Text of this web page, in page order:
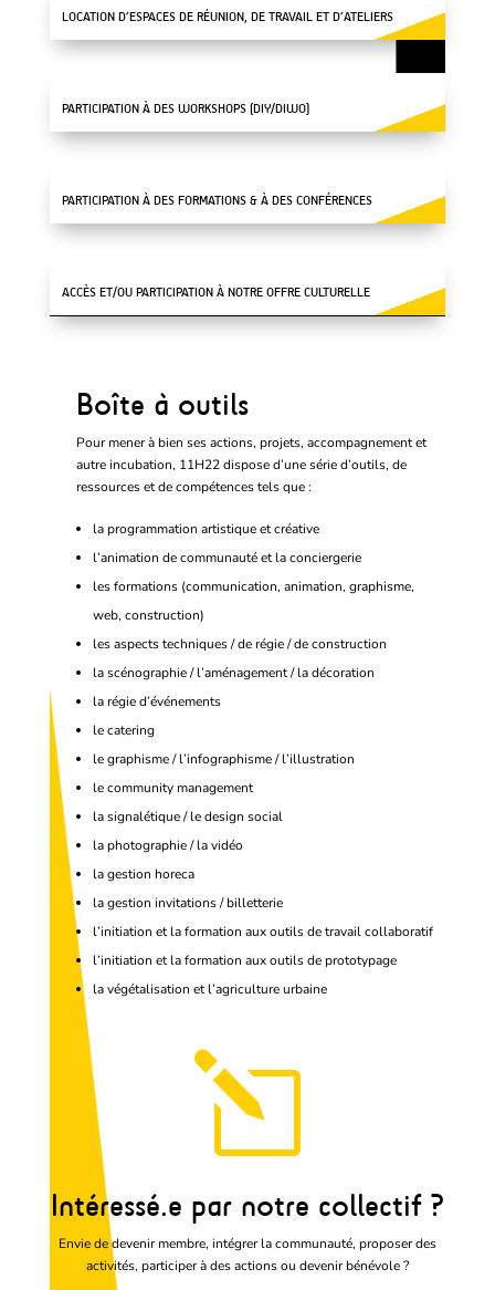
LOCATION D’ESPACES DE RÉUNION, DE TRAVAIL ET D’ATELIERS
PARTICIPATION À DES WORKSHOPS (DIY/DIWO)
PARTICIPATION À DES FORMATIONS & À DES CONFÉRENCES
ACCÈS ET/OU PARTICIPATION À NOTRE OFFRE CULTURELLE
Boîte à outils
Pour mener à bien ses actions, projets, accompagnement et
autre incubation, 11H22 dispose d’une série d’outils, de
ressources et de compétences tels que :
la programmation artistique et créative
l’animation de communauté et la conciergerie
les formations (communication, animation, graphisme,
web, construction)
les aspects techniques / de régie / de construction
la scénographie / l’aménagement / la décoration
la régie d’événements
le catering
le graphisme / l’infographisme / l’illustration
le community management
la signalétique / le design social
la photographie / la vidéo
la gestion horeca
la gestion invitations / billetterie
l’initiation et la formation aux outils de travail collaboratif
l’initiation et la formation aux outils de prototypage
la végétalisation et l’agriculture urbaine
l
Intéressé.e par notre collectif ?
Envie de devenir membre, intégrer la communauté, proposer des
activités, participer à des actions ou devenir bénévole ?